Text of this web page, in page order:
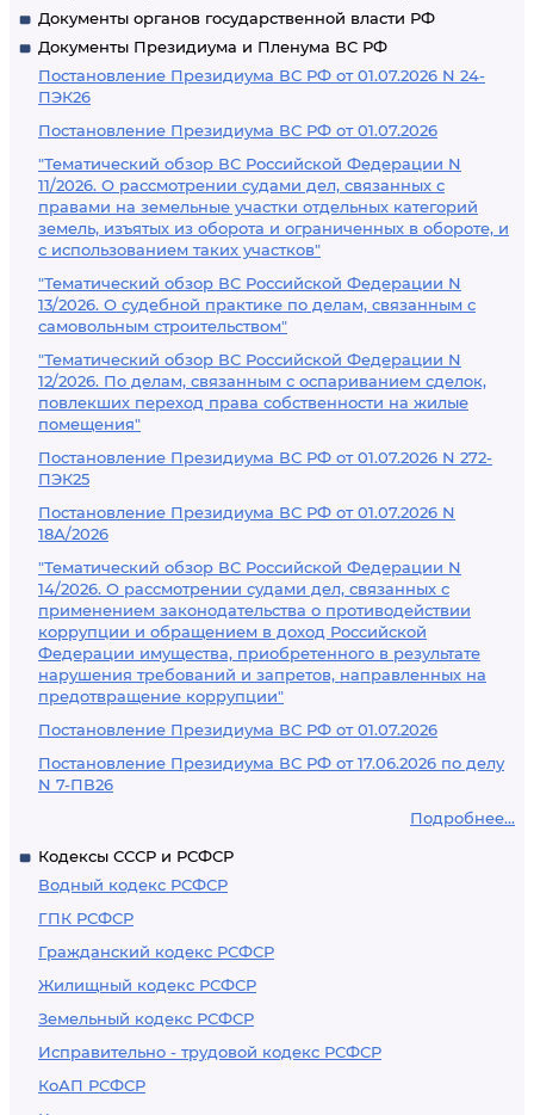
Документы органов государственной власти РФ
Документы Президиума и Пленума ВС РФ
Постановление Президиума ВС РФ от 01.07.2026 N 24-
ПЭК26
Постановление Президиума ВС РФ от 01.07.2026
"Тематический обзор ВС Российской Федерации N
11/2026. О рассмотрении судами дел, связанных с
правами на земельные участки отдельных категорий
земель, изъятых из оборота и ограниченных в обороте, и
с использованием таких участков"
"Тематический обзор ВС Российской Федерации N
13/2026. О судебной практике по делам, связанным с
самовольным строительством"
"Тематический обзор ВС Российской Федерации N
12/2026. По делам, связанным с оспариванием сделок,
повлекших переход права собственности на жилые
помещения"
Постановление Президиума ВС РФ от 01.07.2026 N 272-
ПЭК25
Постановление Президиума ВС РФ от 01.07.2026 N
18А/2026
"Тематический обзор ВС Российской Федерации N
14/2026. О рассмотрении судами дел, связанных с
применением законодательства о противодействии
коррупции и обращением в доход Российской
Федерации имущества, приобретенного в результате
нарушения требований и запретов, направленных на
предотвращение коррупции"
Постановление Президиума ВС РФ от 01.07.2026
Постановление Президиума ВС РФ от 17.06.2026 по делу
N 7-ПВ26
Подробнее...
Кодексы СССР и РСФСР
Водный кодекс РСФСР
ГПК РСФСР
Гражданский кодекс РСФСР
Жилищный кодекс РСФСР
Земельный кодекс РСФСР
Исправительно - трудовой кодекс РСФСР
КоАП РСФСР